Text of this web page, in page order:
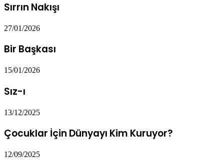
Sırrın Nakışı
27/01/2026
Bir Başkası
15/01/2026
Sız-ı
13/12/2025
Çocuklar İçin Dünyayı Kim Kuruyor?
12/09/2025